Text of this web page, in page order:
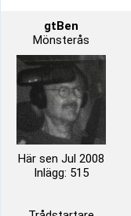
gtBen
Mönsterås
Här sen Jul 2008
Inlägg: 515